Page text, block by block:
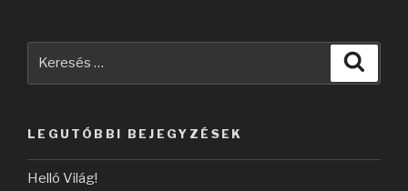
LEGUTÓBBI BEJEGYZÉSEK
Helló Világ!